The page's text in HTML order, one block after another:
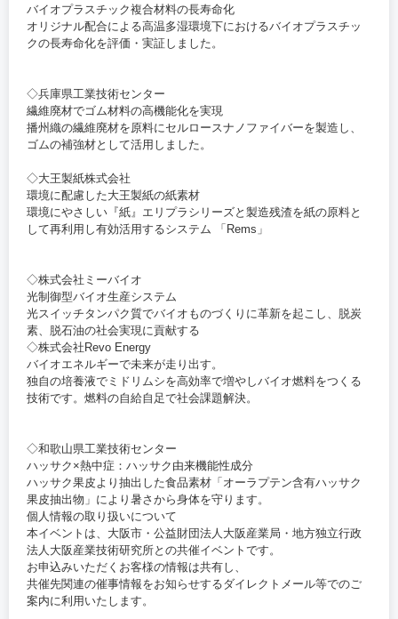
バイオプラスチック複合材料の長寿命化
オリジナル配合による高温多湿環境下におけるバイオプラスチッ
クの長寿命化を評価・実証しました。
◇兵庫県工業技術センター
繊維廃材でゴム材料の高機能化を実現
播州織の繊維廃材を原料にセルロースナノファイバーを製造し、
ゴムの補強材として活用しました。
◇大王製紙株式会社
環境に配慮した大王製紙の紙素材
環境にやさしい『紙』エリプラシリーズと製造残渣を紙の原料と
して再利用し有効活用するシステム 「Rems」
◇株式会社ミーバイオ
光制御型バイオ生産システム
光スイッチタンパク質でバイオものづくりに革新を起こし、脱炭
素、脱石油の社会実現に貢献する
◇株式会社Revo Energy
バイオエネルギーで未来が走り出す。
独自の培養液でミドリムシを高効率で増やしバイオ燃料をつくる
技術です。燃料の自給自足で社会課題解決。
◇和歌山県工業技術センター
ハッサク×熱中症：ハッサク由来機能性成分
ハッサク果皮より抽出した食品素材「オーラプテン含有ハッサク
果皮抽出物」により暑さから身体を守ります。
個人情報の取り扱いについて
本イベントは、大阪市・公益財団法人大阪産業局・地方独立行政
法人大阪産業技術研究所との共催イベントです。
お申込みいただくお客様の情報は共有し、
共催先関連の催事情報をお知らせするダイレクトメール等でのご
案内に利用いたします。